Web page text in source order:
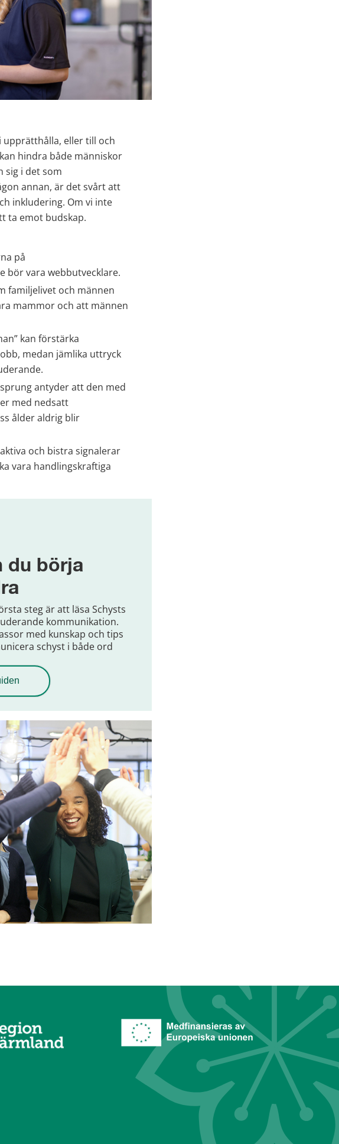
upprätthålla, eller till och
hindra både människor
sig i det som
annan, är det svårt att
inkludering. Om vi inte
ta emot budskap.
på
bör vara webbutvecklare.
familjelivet och männen
mammor och att männen
kan förstärka
medan jämlika uttryck
antyder att den med
med nedsatt
ålder aldrig blir
och bistra signalerar
vara handlingskraftiga
du börja
steg är att läsa Schysts
kommunikation.
med kunskap och tips
schyst i både ord